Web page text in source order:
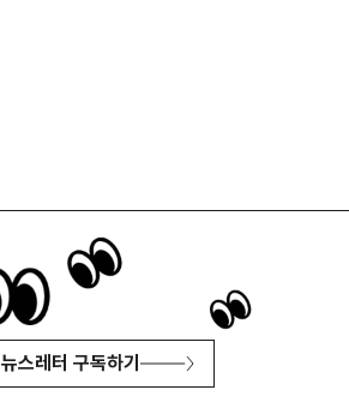
뉴스레터 구독하기